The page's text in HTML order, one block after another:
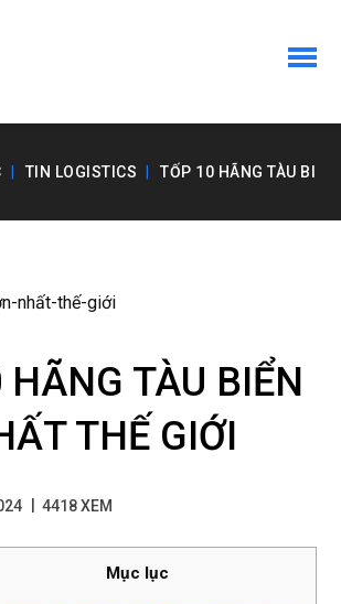
TIN LOGISTICS TỐP 10 HÃNG TÀU
TÀU BIỂN
THẾ GIỚI
4418 XEM
Mục lục